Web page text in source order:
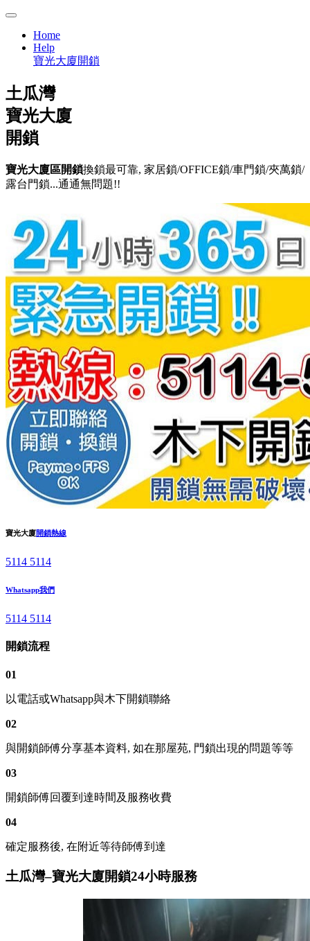
Home
Help
寶光大廈開鎖
土瓜灣
寶光大廈
開鎖
寶光大廈區開鎖換鎖最可靠, 家居鎖/OFFICE鎖/車門鎖/夾萬鎖/
露台門鎖...通通無問題!!
寶光大廈開鎖熱線
5114 5114
Whatsapp我們
5114 5114
開鎖流程
01
以電話或Whatsapp與木下開鎖聯絡
02
與開鎖師傅分享基本資料, 如在那屋苑, 門鎖出現的問題等等
03
開鎖師傅回覆到達時間及服務收費
04
確定服務後, 在附近等待師傅到達
土瓜灣–寶光大廈開鎖24小時服務